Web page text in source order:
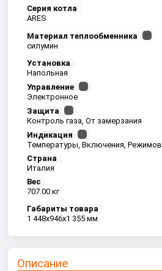
Серия котла
ARES
Материал теплообменника
силумин
Установка
Напольная
Управление
Электронное
Защита
Контроль газа, От замерзания
Индикация
Температуры, Включения, Режимов
Страна
Италия
Вес
707.00 кг
Габариты товара
1 448x946x1 355 мм
Описание